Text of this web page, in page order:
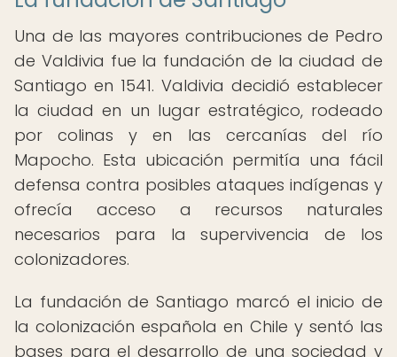
Una de las mayores contribuciones de Pedro
de Valdivia fue la fundación de la ciudad de
Santiago en 1541. Valdivia decidió establecer
la ciudad en un lugar estratégico, rodeado
por colinas y en las cercanías del río
Mapocho. Esta ubicación permitía una fácil
defensa contra posibles ataques indígenas y
ofrecía acceso a recursos naturales
necesarios para la supervivencia de los
colonizadores.
La fundación de Santiago marcó el inicio de
la colonización española en Chile y sentó las
bases para el desarrollo de una sociedad y